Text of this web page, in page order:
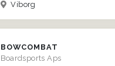
Viborg
BOWCOMBAT
Boardsports Aps